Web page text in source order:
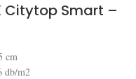
Citytop Smart –
cm
db/m2